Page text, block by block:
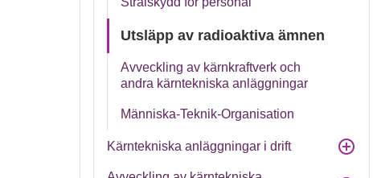
Utsläpp av radioaktiva ämnen
Avveckling av kärnkraftverk och
andra kärntekniska anläggningar
Människa-Teknik-Organisation
Kärntekniska anläggningar i drift